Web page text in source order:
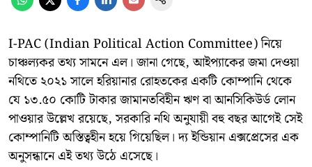
I-PAC (Indian Political Action Committee) নিয়ে
চাঞ্চল্যকর তথ্য সামনে এল। জানা গেছে, আইপ্যাকের জমা দেওয়া
নথিতে ২০২১ সালে হরিয়ানার রোহতকের একটি কোম্পানি থেকে
যে ১৩.৫০ কোটি টাকার জামানতবিহীন ঋণ বা আনসিকিউর্ড লোন
পাওয়ার উল্লেখ রয়েছে, সরকারি নথি অনুযায়ী বহু বছর আগেই সেই
কোম্পানিটি অস্তিত্বহীন হয়ে গিয়েছিল। দ্য ইন্ডিয়ান এক্সপ্রেসের এক
অনুসন্ধানে এই তথ্য উঠে এসেছে।